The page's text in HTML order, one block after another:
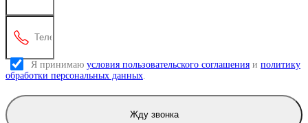
Я принимаю условия пользовательского соглашения и политику
обработки персональных данных
Жду звонка